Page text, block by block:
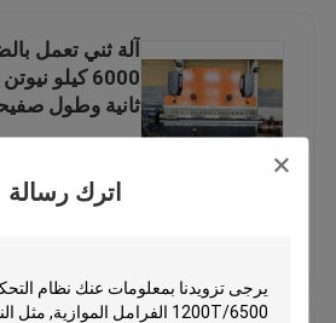
اترك رسالة
آلة قطع الليزر
آلة قطع البلازما CNC
خط حز لفائف الصلب
آلة ثني تعمل
ثانية وطول صفيحة 2200-